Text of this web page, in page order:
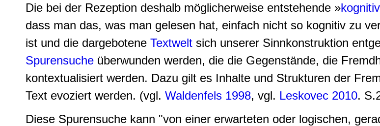
Die bei der Rezeption deshalb möglicherweise entstehende »
dass man das, was man gelesen hat, einfach nicht so kognitiv zu
ist und die dargebotene Textwelt sich unserer Sinnkonstruktion
Spurensuche überwunden werden, die die Gegenstände, die
kontextualisiert werden. Dazu gilt es Inhalte und Strukturen der
Text evoziert werden. (vgl. Waldenfels 1998, vgl. Leskovec 2010.
Diese Spurensuche kann "von einer erwarteten oder logischen,